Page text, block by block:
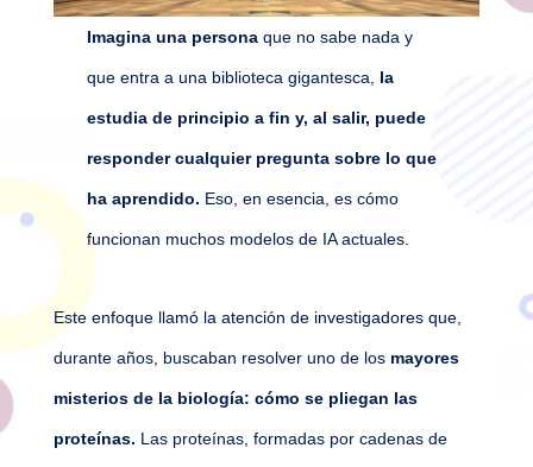
Imagina una persona que no sabe nada y
que entra a una biblioteca gigantesca, la
estudia de principio a fin y, al salir, puede
responder cualquier pregunta sobre lo que
ha aprendido. Eso, en esencia, es cómo
funcionan muchos modelos de IA actuales.
Este enfoque llamó la atención de investigadores que,
durante años, buscaban resolver uno de los mayores
misterios de la biología: cómo se pliegan las
proteínas. Las proteínas, formadas por cadenas de